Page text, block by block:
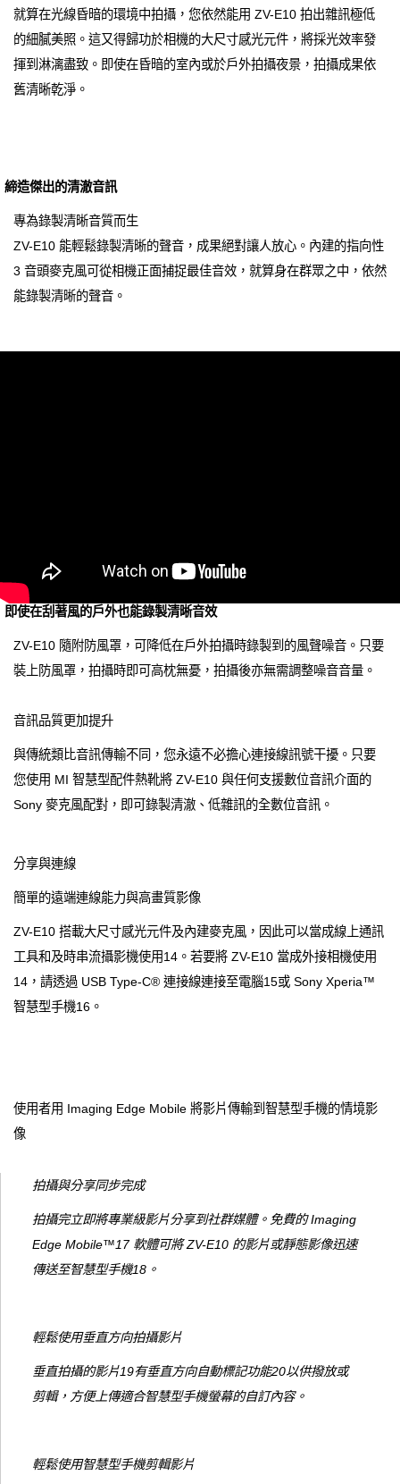
就算在光線昏暗的環境中拍攝，您依然能用 ZV-E10 拍出雜訊極低
的細膩美照。這又得歸功於相機的大尺寸感光元件，將採光效率發
揮到淋漓盡致。即使在昏暗的室內或於戶外拍攝夜景，拍攝成果依
舊清晰乾淨。
締造傑出的清澈音訊
專為錄製清晰音質而生
ZV-E10 能輕鬆錄製清晰的聲音，成果絕對讓人放心。內建的指向性
3 音頭麥克風可從相機正面捕捉最佳音效，就算身在群眾之中，依然
能錄製清晰的聲音。
即使在刮著風的戶外也能錄製清晰音效
ZV-E10 隨附防風罩，可降低在戶外拍攝時錄製到的風聲噪音。只要
裝上防風罩，拍攝時即可高枕無憂，拍攝後亦無需調整噪音音量。
音訊品質更加提升
與傳統類比音訊傳輸不同，您永遠不必擔心連接線訊號干擾。只要
您使用 MI 智慧型配件熱靴將 ZV-E10 與任何支援數位音訊介面的
Sony 麥克風配對，即可錄製清澈、低雜訊的全數位音訊。
分享與連線
簡單的遠端連線能力與高畫質影像
ZV-E10 搭載大尺寸感光元件及內建麥克風，因此可以當成線上通訊
工具和及時串流攝影機使用14。若要將 ZV-E10 當成外接相機使用
14，請透過 USB Type-C® 連接線連接至電腦15或 Sony Xperia™
智慧型手機16。
使用者用 Imaging Edge Mobile 將影片傳輸到智慧型手機的情境影
像
拍攝與分享同步完成
拍攝完立即將專業級影片分享到社群媒體。免費的 Imaging
Edge Mobile™17 軟體可將 ZV-E10 的影片或靜態影像迅速
傳送至智慧型手機18。
輕鬆使用垂直方向拍攝影片
垂直拍攝的影片19有垂直方向自動標記功能20以供撥放或
剪輯，方便上傳適合智慧型手機螢幕的自訂內容。
輕鬆使用智慧型手機剪輯影片